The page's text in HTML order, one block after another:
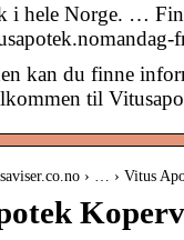
i hele Norge. …
kan du finne
til
› … › Vitus